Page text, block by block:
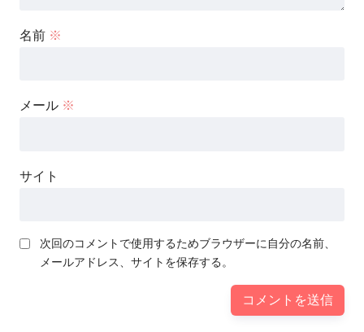
名前 ※
メール ※
サイト
次回のコメントで使用するためブラウザーに自分の名前、
メールアドレス、サイトを保存する。